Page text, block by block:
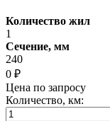
Количество жил
1
Сечение, мм
240
0 ₽
Цена по запросу
Количество, км: